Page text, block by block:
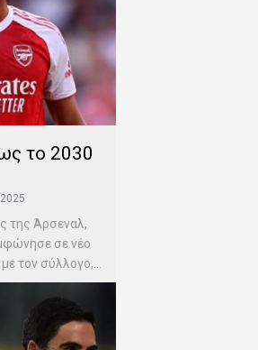
το 2030
της Άρσεναλ,
σε νέο
τον σύλλογο,...